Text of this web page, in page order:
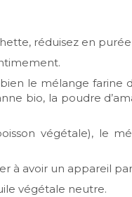
réduisez en
le mélange farine
bio, la poudre
végétale), le
à avoir un appareil
végétale neutre.